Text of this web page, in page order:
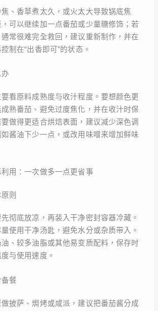
、香草煮太久，或火太大导致锅底焦
可以继续加一点番茄或少量糖修饰；若
常很难完全救回，建议重新制作，并在
制在“出香即可”的状态。
看原料成熟度与收汁程度。要想颜色更
熟番茄、避免过度焦化，并在收汁时保
做得更适合烘焙表面，建议减少深色调
酱油下少一点，或改用味噌来增加鲜味
用：一次做多一点更省事
则
彻底放凉，再装入干净密封容器冷藏。
使用干净汤匙，避免水分或杂质带入。
、较多油脂或其他易变质配料，保存时
与使用速度。
餐
披萨、焗烤或咸派，建议把番茄酱分成